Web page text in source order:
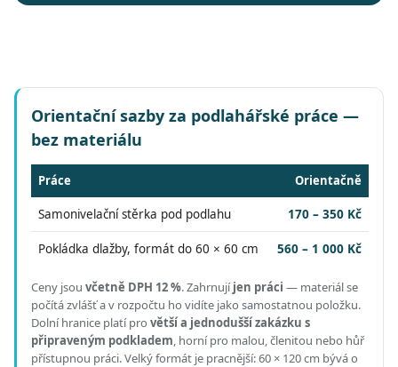
Orientační sazby za podlahářské práce —
bez materiálu
Práce Orientačně
Samonivelační stěrka pod podlahu 170 – 350 Kč
Pokládka dlažby, formát do 60 × 60 cm 560 – 1 000 Kč
Ceny jsou včetně DPH 12 %.Zahrnujíjen práci — materiál se
počítá zvlášť a v rozpočtu ho vidíte jako samostatnou položku.
Dolní hranice platí pro větší a jednodušší zakázku s
připraveným podkladem, horní pro malou, členitou nebo hůř
přístupnou práci.Velký formát je pracnější: 60 × 120 cm bývá o